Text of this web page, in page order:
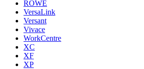
ROWE
VersaLink
Versant
Vivace
WorkCentre
XC
XF
XP